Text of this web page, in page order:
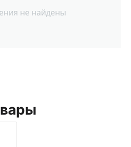
не найдены